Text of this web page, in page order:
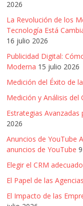
Negocios,
Tendencias,
Trendings,
Dinero,
Economía,
Diseño
Web,
Móviles,
Digitales,
Publicitarias,
Alianzas,
Clientes,
Innovación,
Tecnología,
Noticias,
2026
La Revolución de los
Tecnología Está
16 julio 2026
Publicidad Digital:
Moderna 15 julio 2026
Medición del Éxito de
Medición y Análisis del
Estrategias
2026
Anuncios de YouTube
anuncios de YouTube
Elegir el CRM
El Papel de las
El Impacto de las